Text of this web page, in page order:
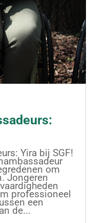
Yira bij SGF!
om
Jongeren
professioneel
een
de...